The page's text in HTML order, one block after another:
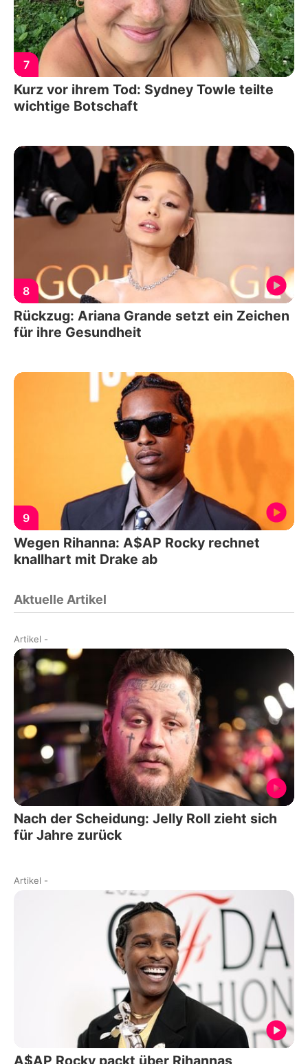
7
Kurz vor ihrem Tod: Sydney Towle teilte
wichtige Botschaft
8
Rückzug: Ariana Grande setzt ein Zeichen
für ihre Gesundheit
9
Wegen Rihanna: A$AP Rocky rechnet
knallhart mit Drake ab
Aktuelle Artikel
Artikel -
Nach der Scheidung: Jelly Roll zieht sich
für Jahre zurück
Artikel -
A$AP Rocky packt über Rihannas